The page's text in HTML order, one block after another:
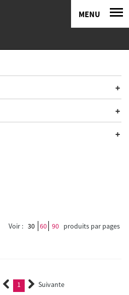
MENU
Voir : 30 60 90 produits par pages
1 (current)Suivante